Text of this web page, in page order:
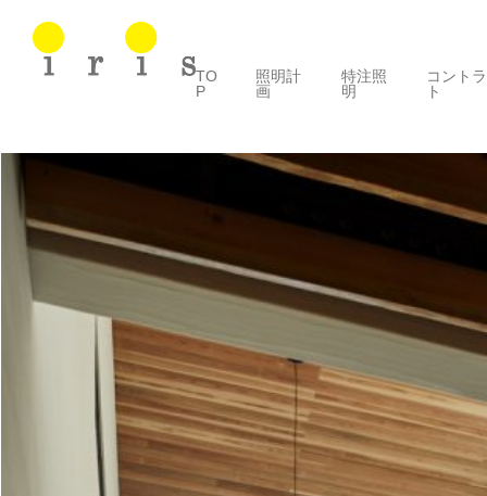
TO
P
照明計
画
特注照
明
コント
ト